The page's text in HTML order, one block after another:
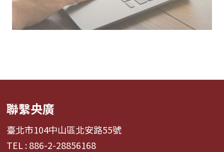
聯繫央廣
臺北市104中山區北安路55號
TEL : 886-2-28856168